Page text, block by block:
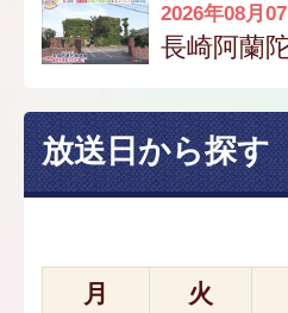
2026年08月07
長崎阿蘭
放送日から探す
月 火